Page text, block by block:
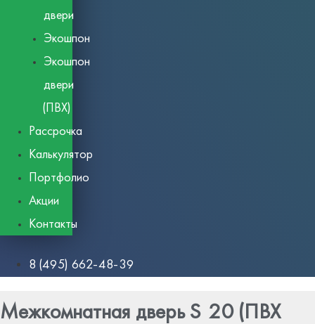
двери
Экошпон
Экошпон
двери
(ПВХ)
Рассрочка
Калькулятор
Портфолио
Акции
Контакты
8 (495) 662-48-39
Межкомнатная дверь S 20 (ПВХ